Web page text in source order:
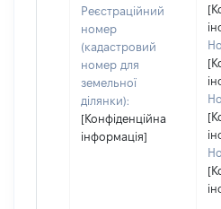
Реєстраційний
номер
(кадастровий
номер для
земельної
ділянки):
[Конфіденційна
інформація]